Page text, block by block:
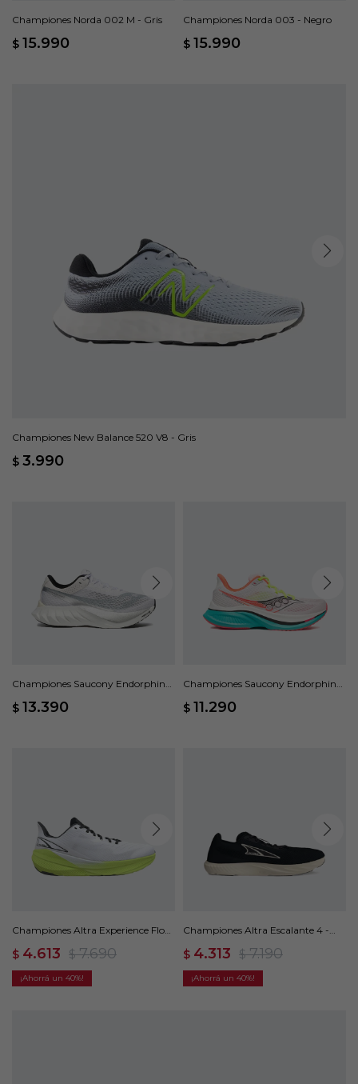
Championes Norda 002 M - Gris
$ 15.990
Championes Norda 003 - Negro
$ 15.990
Championes New Balance 520 V8 - Gris
$ 3.990
Championes Saucony Endorphin
$ 13.390
Championes Saucony Endorphin
$ 11.290
Championes Altra Experience Flow
$ 4.613 $ 7.690
40
Championes Altra Escalante 4 -
$ 4.313 $ 7.190
40